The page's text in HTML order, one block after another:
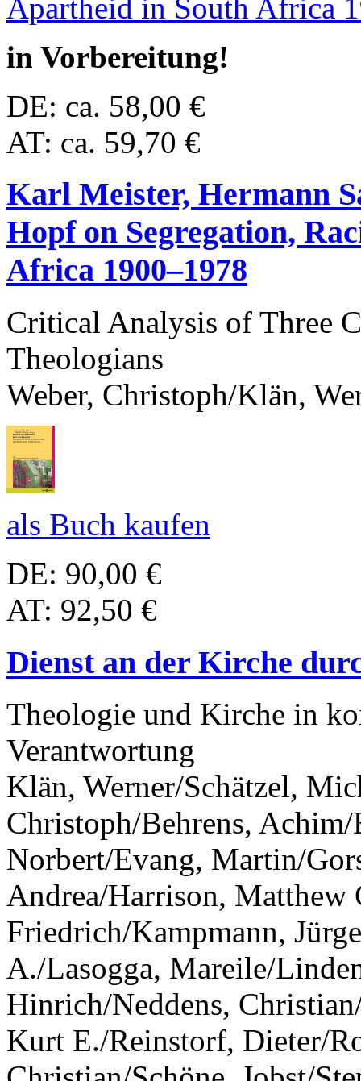
in Vorbereitung!
DE: ca. 58,00 €
AT: ca. 59,70 €
Karl Meister, Hermann
Hopf on Segregation,
Africa 1900–1978
Critical Analysis of Three
Theologians
Weber, Christoph/Klän,
als Buch kaufen
DE: 90,00 €
AT: 92,50 €
Dienst an der Kirche
Theologie und Kirche in
Verantwortung
Klän, Werner/Schätzel,
Christoph/Behrens,
Norbert/Evang, Martin/
Andrea/Harrison, Matthew
Friedrich/Kampmann,
A./Lasogga, Mareile/
Hinrich/Neddens,
Kurt E./Reinstorf, Dieter/